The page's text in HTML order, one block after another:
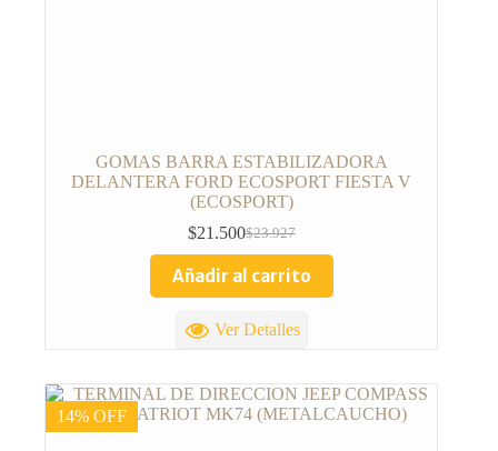
GOMAS BARRA ESTABILIZADORA
DELANTERA FORD ECOSPORT FIESTA V
(ECOSPORT)
$23.927
$21.500
Añadir al carrito
Ver Detalles
14% OFF